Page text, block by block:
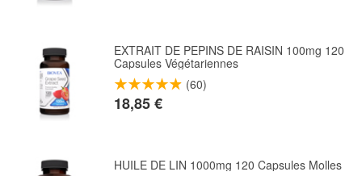
EXTRAIT DE PEPINS DE RAISIN 100mg 120
Capsules Végétariennes
(60)
18,85 €
HUILE DE LIN 1000mg 120 Capsules Molles